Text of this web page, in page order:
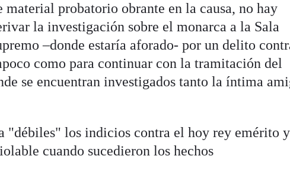
material probatorio obrante en la causa, no hay
la investigación sobre el monarca a la Sala
–donde estaría aforado- por un delito
como para continuar con la tramitación del
se encuentran investigados tanto la íntima
"débiles" los indicios contra el hoy rey emérito y
cuando sucedieron los hechos